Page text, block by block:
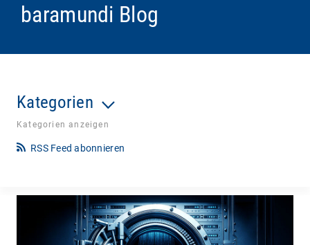
baramundi Blog
Kategorien
Kategorien anzeigen
RSS Feed abonnieren